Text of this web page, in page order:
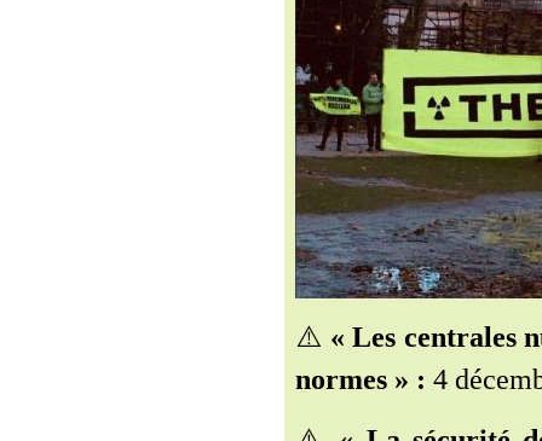
⚠️ « Les centrales
normes » : 4